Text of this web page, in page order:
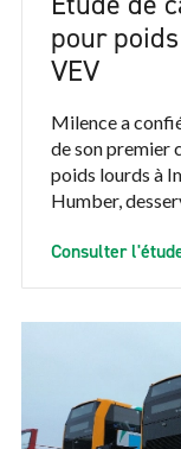
pour
VEV
Milence a
de son premier
poids lourds à
Humber,
Consulter